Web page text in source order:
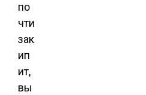
по
чти
зак
ип
ит,
вы